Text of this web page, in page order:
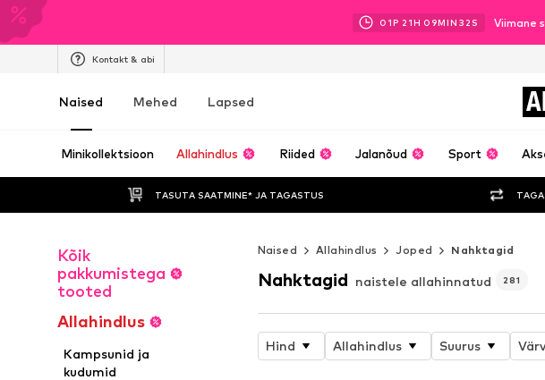
01P 21H 09MIN 30 S Viimane
Kontakt & abi
Naised Mehed Lapsed
Minikollektsioon Allahindlus Riided Jalanõud Sport
TASUTA SAATMINE* JA TAGASTUS
Kõik
pakkumistega
tooted
Allahindlus
Kampsunid ja
kudumid
Naised Allahindlus Joped Nahktagid
Nahktagid naistele allahinnatud 281
Hind Allahindlus Suurus Värv